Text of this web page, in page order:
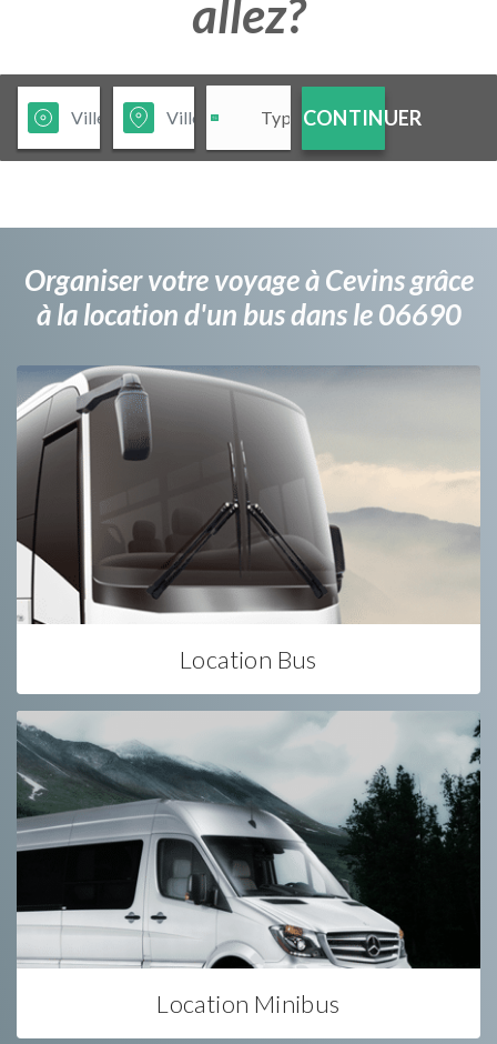
allez?
CONTINUER
Organiser votre voyage à Cevins grâce
à la location d'un bus dans le 06690
Location Bus
Location Minibus